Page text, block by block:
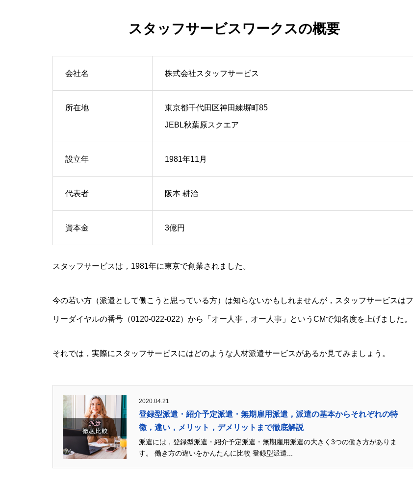
スタッフサービスワークスの概要
会社名 株式会社スタッフサービス
所在地 東京都千代田区神田練塀町85
JEBL秋葉原スクエア
設立年 1981年11月
代表者 阪本 耕治
資本金 3億円
スタッフサービスは，1981年に東京で創業されました。
今の若い方（派遣として働こうと思っている方）は知らないかもしれませんが，スタッフサービスはフ
リーダイヤルの番号（0120-022-022）から「オー人事，オー人事」というCMで知名度を上げました。
それでは，実際にスタッフサービスにはどのような人材派遣サービスがあるか見てみましょう。
2020.04.21
登録型派遣・紹介予定派遣・無期雇用派遣，派遣の基本からそれぞれの特
徴，違い，メリット，デメリットまで徹底解説
派遣には，登録型派遣・紹介予定派遣・無期雇用派遣の大きく3つの働き方がありま
す。 働き方の違いをかんたんに比較 登録型派遣...